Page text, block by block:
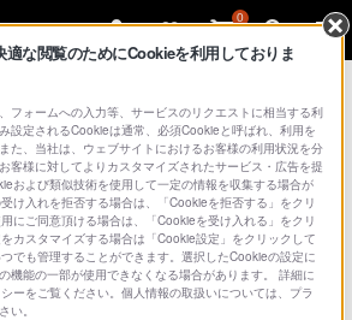
0
適な閲覧のためにCookieを利用しておりま
フォームへの入力等、サービスのリクエストに相当する利
設定されるCookieは通常、必須Cookieと呼ばれ、利用を
た、当社は、ウェブサイトにおけるお客様の利用状況を分
客様に対してよりカスタマイズされたサービス・広告を提
および類似技術を使用して一定の情報を収集する場合が
け入れを拒否する場合は、「Cookieを拒否する」をクリ
にご同意頂ける場合は、「Cookieを受け入れる」をクリ
カスタマイズする場合は「Cookie設定」をクリックして
でも管理することができます。選択したCookieの設定に
機能の一部が使用できなくなる場合があります。 詳細に
ーをご覧ください。個人情報の取扱いについては、プラ
い。